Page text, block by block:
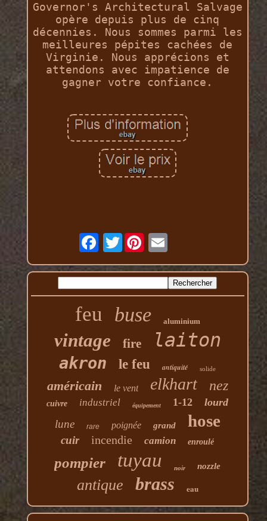
Governor's Architectural Salvage
opère depuis plus de cinq
décennies. Nous sommes parmi les
meilleures pépites cachées de
Virginie. Nous apprécions et
attendons avec impatience de
gagner votre confiance.
Twitter
feu buse aluminium
vintage fire laiton
akron le feu antiquité solide
américain le vent elkhart nez
cuivre industriel équipement 1-12 lourd
lune rare poignée grand hose
cuir incendie camion enroulé
pompier tuyau noir nozzle
antique brass eau